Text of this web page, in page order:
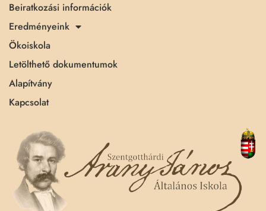
Beiratkozási információk
Eredményeink
Ökoiskola
Letölthető dokumentumok
Alapítvány
Kapcsolat